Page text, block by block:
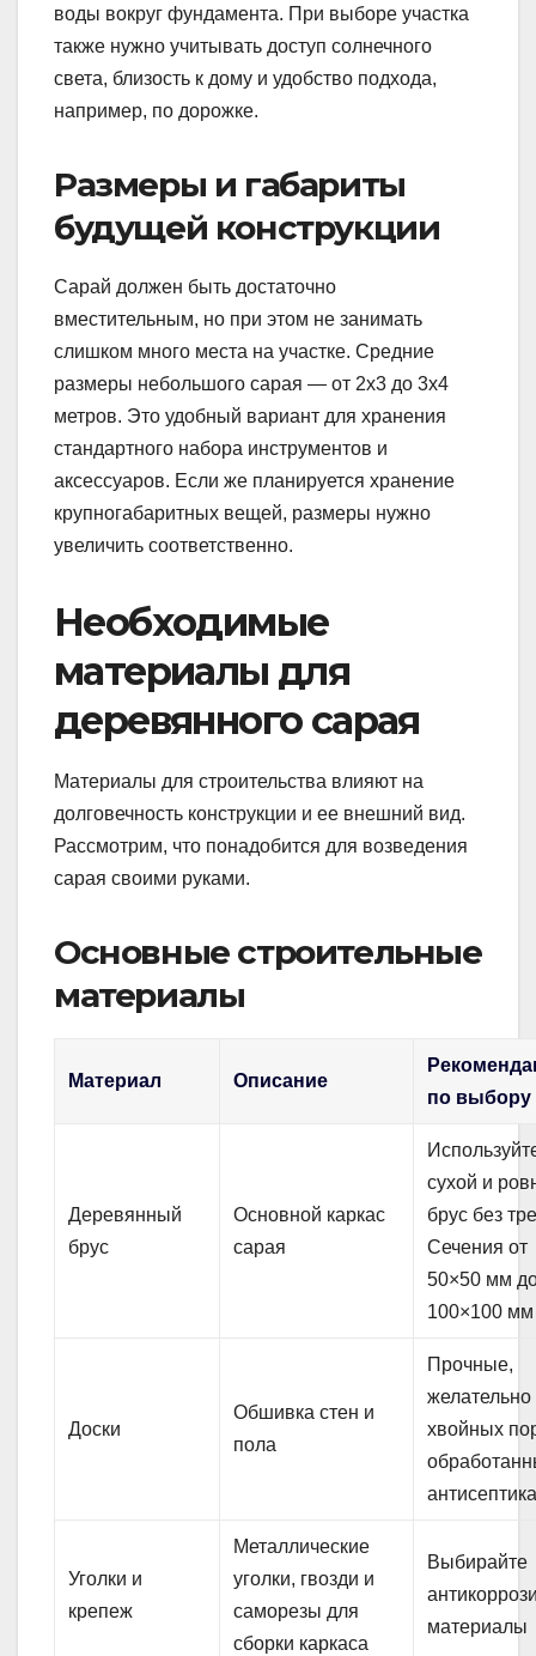
воды вокруг фундамента. При выборе участка
также нужно учитывать доступ солнечного
света, близость к дому и удобство подхода,
например, по дорожке.
Размеры и габариты
будущей конструкции
Сарай должен быть достаточно
вместительным, но при этом не занимать
слишком много места на участке. Средние
размеры небольшого сарая — от 2х3 до 3х4
метров. Это удобный вариант для хранения
стандартного набора инструментов и
аксессуаров. Если же планируется хранение
крупногабаритных вещей, размеры нужно
увеличить соответственно.
Необходимые
материалы для
деревянного сарая
Материалы для строительства влияют на
долговечность конструкции и ее внешний вид.
Рассмотрим, что понадобится для возведения
сарая своими руками.
Основные строительные
материалы
Материал Описание
по выбору
Деревянный
брус
Основной каркас
сарая
сухой и
брус без
Сечения от
50×50 мм
100×100 мм
Доски
Обшивка стен и
пола
Прочные,
желательно
хвойных
Уголки и
крепеж
Металлические
уголки, гвозди и
саморезы для
сборки каркаса
Выбирайте
материалы